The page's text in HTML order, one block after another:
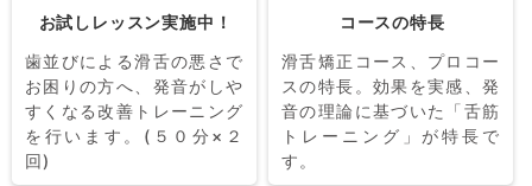
お試しレッスン実施中！
歯並びによる滑舌の悪さで
お困りの方へ、発音がしや
すくなる改善トレーニング
を行います。(５０分×２
回)
コースの特長
滑舌矯正コース、プロコー
スの特長。効果を実感、発
音の理論に基づいた「舌筋
トレーニング」が特長で
す。